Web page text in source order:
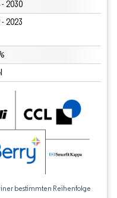
2030
2023
bestimmten Reihenfolge